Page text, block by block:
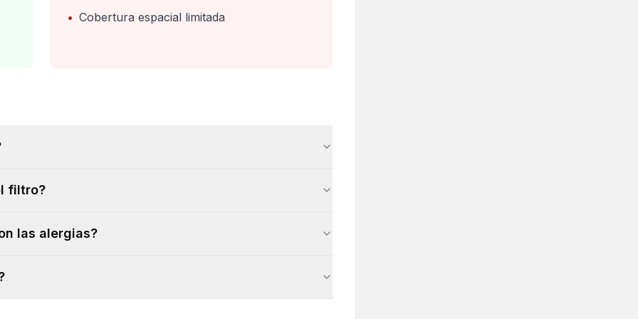
• Cobertura espacial limitada
filtro?
las alergias?